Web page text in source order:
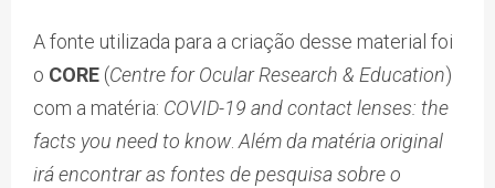
A fonte utilizada para a criação desse material foi
o CORE (Centre for Ocular Research & Education)
com a matéria: COVID-19 and contact lenses: the
facts you need to know.Além da matéria original
irá encontrar as fontes de pesquisa sobre o